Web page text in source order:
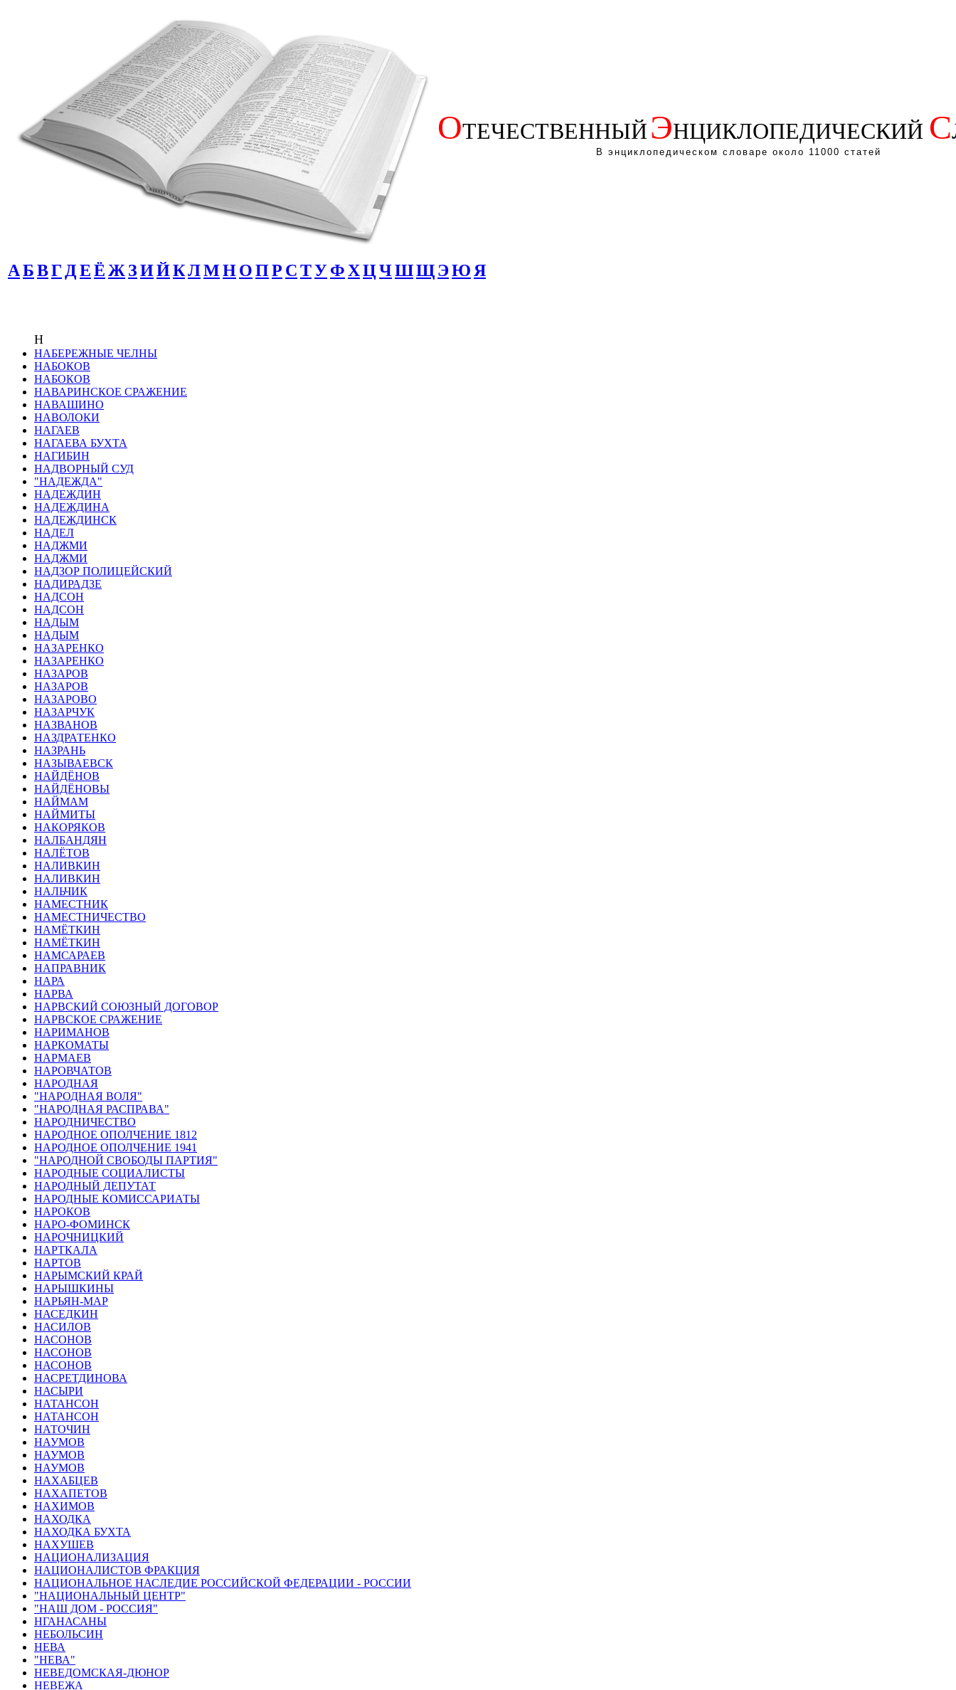
ОТЕЧЕСТВЕННЫЙЭНЦИКЛОПЕДИЧЕСКИЙ С
В энциклопедическом словаре около 11000 статей
АБВГ ДЕЁ Ж ЗИЙКЛМНОПР СТУФ ХЦЧШЩЭЮ Я
Н
НАБЕРЕЖНЫЕ ЧЕЛНЫ
НАБОКОВ
НАБОКОВ
НАВАРИНСКОЕ СРАЖЕНИЕ
НАВАШИНО
НАВОЛОКИ
НАГАЕВ
НАГАЕВА БУХТА
НАГИБИН
НАДВОРНЫЙ СУД
"НАДЕЖДА"
НАДЕЖДИН
НАДЕЖДИНА
НАДЕЖДИНСК
НАДЕЛ
НАДЖМИ
НАДЖМИ
НАДЗОР ПОЛИЦЕЙСКИЙ
НАДИРАДЗЕ
НАДСОН
НАДСОН
НАДЫМ
НАДЫМ
НАЗАРЕНКО
НАЗАРЕНКО
НАЗАРОВ
НАЗАРОВ
НАЗАРОВО
НАЗАРЧУК
НАЗВАНОВ
НАЗДРАТЕНКО
НАЗРАНЬ
НАЗЫВАЕВСК
НАЙДЁНОВ
НАЙДЁНОВЫ
НАЙМАМ
НАЙМИТЫ
НАКОРЯКОВ
НАЛБАНДЯН
НАЛЁТОВ
НАЛИВКИН
НАЛИВКИН
НАЛЬЧИК
НАМЕСТНИК
НАМЕСТНИЧЕСТВО
НАМЁТКИН
НАМЁТКИН
НАМСАРАЕВ
НАПРАВНИК
НАРА
НАРВА
НАРВСКИЙ СОЮЗНЫЙ ДОГОВОР
НАРВСКОЕ СРАЖЕНИЕ
НАРИМАНОВ
НАРКОМАТЫ
НАРМАЕВ
НАРОВЧАТОВ
НАРОДНАЯ
"НАРОДНАЯ ВОЛЯ"
"НАРОДНАЯ РАСПРАВА"
НАРОДНИЧЕСТВО
НАРОДНОЕ ОПОЛЧЕНИЕ 1812
НАРОДНОЕ ОПОЛЧЕНИЕ 1941
"НАРОДНОЙ СВОБОДЫ ПАРТИЯ"
НАРОДНЫЕ СОЦИАЛИСТЫ
НАРОДНЫЙ ДЕПУТАТ
НАРОДНЫЕ КОМИССАРИАТЫ
НАРОКОВ
НАРО-ФОМИНСК
НАРОЧНИЦКИЙ
НАРТКАЛА
НАРТОВ
НАРЫМСКИЙ КРАЙ
НАРЫШКИНЫ
НАРЬЯН-МАР
НАСЕДКИН
НАСИЛОВ
НАСОНОВ
НАСОНОВ
НАСОНОВ
НАСРЕТДИНОВА
НАСЫРИ
НАТАНСОН
НАТАНСОН
НАТОЧИН
НАУМОВ
НАУМОВ
НАУМОВ
НАХАБЦЕВ
НАХАПЕТОВ
НАХИМОВ
НАХОДКА
НАХОДКА БУХТА
НАХУШЕВ
НАЦИОНАЛИЗАЦИЯ
НАЦИОНАЛИСТОВ ФРАКЦИЯ
НАЦИОНАЛЬНОЕ НАСЛЕДИЕ РОССИЙСКОЙ ФЕДЕРАЦИИ - РОССИИ
"НАЦИОНАЛЬНЫЙ ЦЕНТР"
"НАШ ДОМ - РОССИЯ"
НГАНАСАНЫ
НЕБОЛЬСИН
НЕВА
"НЕВА"
НЕВЕДОМСКАЯ-ДЮНОР
НЕВЕЖА